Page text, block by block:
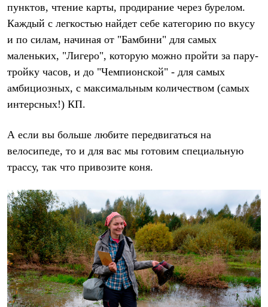
Рубашки
Футболки
Толстовки
Брюки
Теплое термобелье
Среднее термобелье
Легкое термобелье
Флисовая одежда
Куртки
Детская одежда
Комбинезоны
Куртки
Брюки
Утепленная синтетикой
Комбинезоны
Куртки
Брюки
Лёгкая одежда
Футболки
Толстовки
Брюки
Софтшелл одежда
Куртки
Флисовая одежда
пунктов, чтение карты, продирание через бурелом.
Каждый с легкостью найдет себе категорию по вкусу
и по силам, начиная от "Бамбини" для самых
маленьких, "Лигеро", которую можно пройти за пару-
тройку часов, и до "Чемпионской" - для самых
амбициозных, с максимальным количеством (самых
интерсных!) КП.
А если вы больше любите передвигаться на
велосипеде, то и для вас мы готовим специальную
трассу, так что привозите коня.